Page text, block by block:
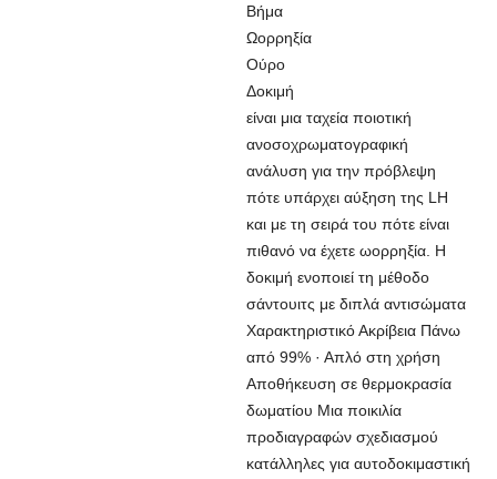
Βήμα
Ωορρηξία
Ούρο
Δοκιμή
είναι μια ταχεία ποιοτική
ανοσοχρωματογραφική
ανάλυση για την πρόβλεψη
πότε υπάρχει αύξηση της LH
και με τη σειρά του πότε είναι
πιθανό να έχετε ωορρηξία. Η
δοκιμή ενοποιεί τη μέθοδο
σάντουιτς με διπλά αντισώματα
Χαρακτηριστικό Ακρίβεια Πάνω
από 99% · Απλό στη χρήση
Αποθήκευση σε θερμοκρασία
δωματίου Μια ποικιλία
προδιαγραφών σχεδιασμού
κατάλληλες για αυτοδοκιμαστική